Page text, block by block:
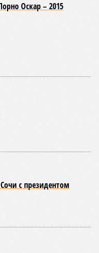
Оскар – 2015
с президентом